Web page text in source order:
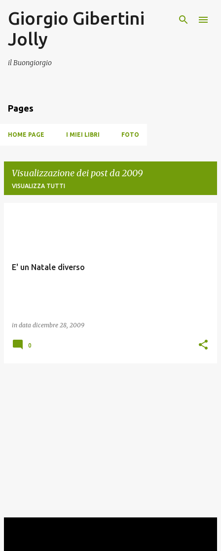
Passa ai contenuti principali
Giorgio Gibertini
Jolly
il Buongiorgio
Pages
HOME PAGE I MIEI LIBRI FOTO
Visualizzazione dei post da 2009
VISUALIZZA TUTTI
E' un Natale diverso
in data dicembre 28, 2009
0